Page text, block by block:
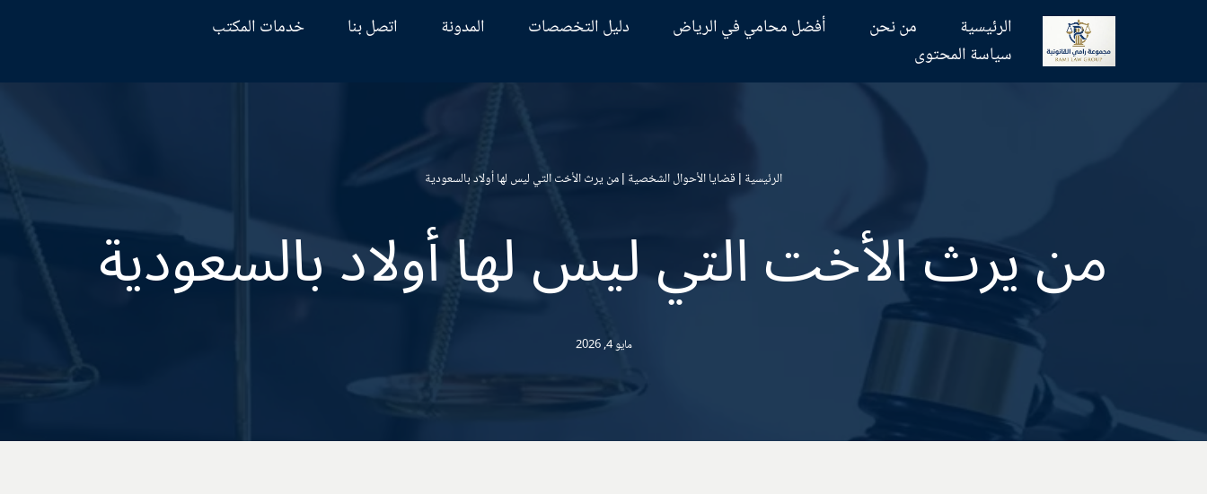
إلى
الرئيسية من نحن أفضل محامي في الرياض دليل التخصصات المدونة اتصل بنا
خدمات المكتب
سياسة المحتوى
الرئيسية |قضايا الأحوال الشخصية |من يرث الأخت التي ليس لها أولاد بالسعودية
من يرث الأخت التي ليس لها أولاد بالسعودية
مايو 4, 2026